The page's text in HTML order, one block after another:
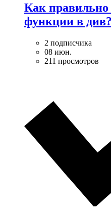
Как
функции в див?
2 подписчика
08 июн.
211 просмотров